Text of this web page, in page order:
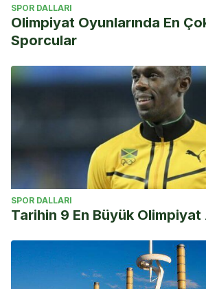
SPOR DALLARI
Olimpiyat Oyunlarında En
Sporcular
SPOR DALLARI
Tarihin 9 En Büyük